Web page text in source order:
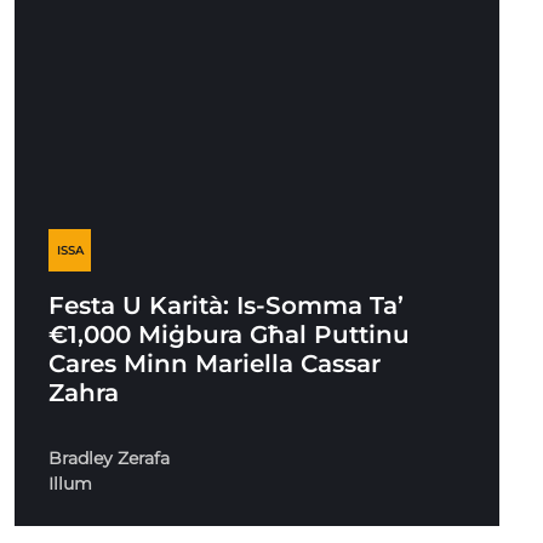
ISSA
Festa U Karità: Is-Somma Ta’
€1,000 Miġbura Għal Puttinu
Cares Minn Mariella Cassar
Zahra
Bradley Zerafa
Illum